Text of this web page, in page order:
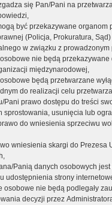
się Pan/Pani na
być przekazywane organom
(Policja, Prokuratura,
w związku z
nie będą przekazywane
międzynarodowej,
będą przetwarzane
do realizacji celu
Pani prawo dostępu do treści
sprostowania, usunięcia lub
do wniesienia sprzeciwu
wniesienia skargi do Prezesa
Panią danych osobowych jest
udostępnienia strony
osobowe nie będą podlegały
decyzji przez